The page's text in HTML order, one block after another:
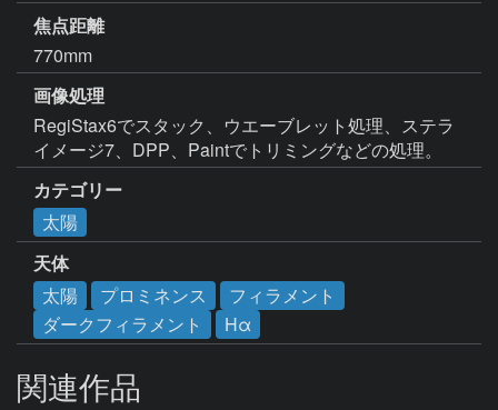
焦点距離
770mm
画像処理
RegiStax6でスタック、ウエーブレット処理、ステラ
イメージ7、DPP、Paintでトリミングなどの処理。
カテゴリー
太陽
天体
太陽
プロミネンス
フィラメント
ダークフィラメント
Hα
関連作品